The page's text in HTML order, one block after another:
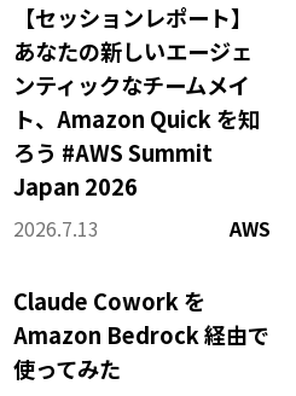
【セッションレポート】
あなたの新しいエージェ
ンティックなチームメイ
ト、Amazon Quick を知
ろう #AWS Summit
Japan 2026
2026.7.13 AWS
Claude Cowork を
Amazon Bedrock 経由で
使ってみた